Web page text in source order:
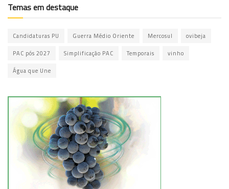
Temas em destaque
Candidaturas PU Guerra Médio Oriente Mercosul ovibeja
PAC pós 2027 Simplificação PAC Temporais vinho
Água que Une